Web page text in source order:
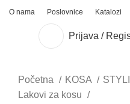
O nama Poslovnice Katalozi
Prijava /
Početna KOSA
Lakovi za kosu